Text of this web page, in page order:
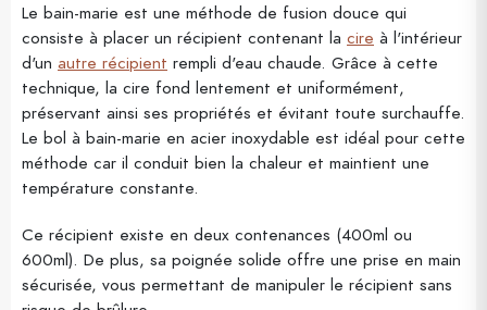
Le bain-marie est une méthode de fusion douce qui
consiste à placer un récipient contenant la cire à l'intérieur
d'un autre récipient rempli d'eau chaude. Grâce à cette
technique, la cire fond lentement et uniformément,
préservant ainsi ses propriétés et évitant toute surchauffe.
Le bol à bain-marie en acier inoxydable est idéal pour cette
méthode car il conduit bien la chaleur et maintient une
température constante.
Ce récipient existe en deux contenances (400ml ou
600ml). De plus, sa poignée solide offre une prise en main
sécurisée, vous permettant de manipuler le récipient sans